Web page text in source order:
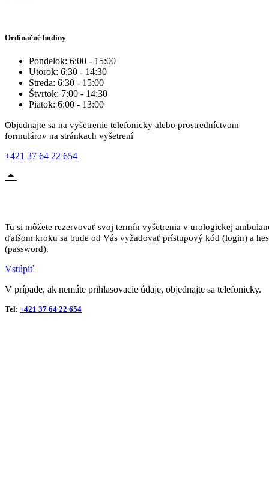
Ordinačné hodiny
Pondelok: 6:00 - 15:00
Utorok: 6:30 - 14:30
Streda: 6:30 - 15:00
Štvrtok: 7:00 - 14:30
Piatok: 6:00 - 13:00
Objednajte sa na vyšetrenie telefonicky alebo prostredníctvom
formulárov na stránkach vyšetrení
+421 37 64 22 654
Tu si môžete rezervovať svoj termín vyšetrenia v urologickej
ďalšom kroku sa bude od Vás vyžadovať prístupový kód (login) a
(password).
Vstúpiť
V prípade, ak nemáte prihlasovacie údaje, objednajte sa telefonicky.
Tel: +421 37 64 22 654